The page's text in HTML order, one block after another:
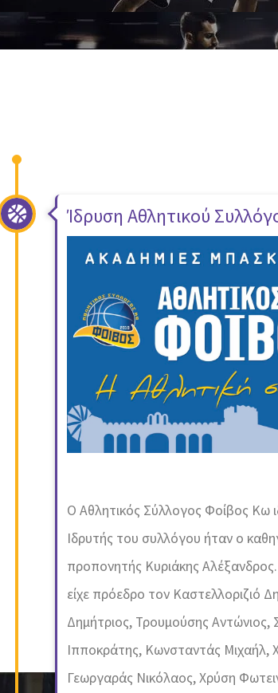
Ίδρυση Αθλητικού
Ο Αθλητικός Σύλλογος Φοίβος Κω
Ιδρυτής του συλλόγου ήταν ο
προπονητής Κυριάκης
είχε πρόεδρο τον Καστελλοριζιό
Δημήτριος, Τρουμούσης Αντώνιος,
Ιπποκράτης, Κωνσταντάς Μιχαήλ,
Γεωργαράς Νικόλαος, Χρύση